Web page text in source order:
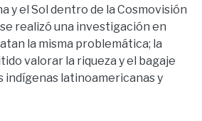
y el Sol dentro de la Cosmovisión
realizó una investigación en
la misma problemática; la
valorar la riqueza y el bagaje
indígenas latinoamericanas y